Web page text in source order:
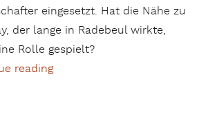
eingesetzt. Hat die Nähe zu
der lange in Radebeul wirkte,
Rolle gespielt?
reading„Zu Gast bei den Freiherren